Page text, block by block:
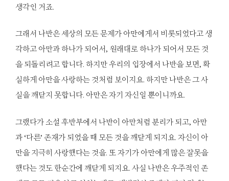
생각인 거죠.
그래서 나반은 세상의 모든 문제가 아만에게서 비롯되었다고 생
각하고 아만과 하나가 되어서, 원래대로 하나가 되어서 모든 것
을 되돌리려고 합니다. 하지만 우리의 입장에서 나반을 보면, 확
실하게 아만을 사랑하는 것처럼 보이지요. 하지만 나반은 그 사
실을 깨닫지 못합니다. 아만은 자기 자신일 뿐이니까요.
그랬다가 소설 후반부에서 나반이 아만처럼 분리가 되고, 아만
과 ‘다른’ 존재가 되었을 때 모든 것을 깨닫게 되지요. 자신이 아
만을 지극히 사랑했다는 것을. 또 자기가 아만에게 많은 잘못을
했다는 것도 한순간에 깨닫게 되지요. 사실 나반은 우주적인 존